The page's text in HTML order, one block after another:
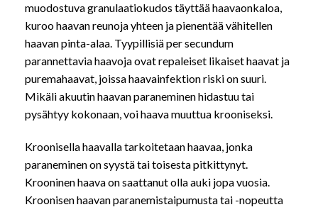
muodostuva granulaatiokudos täyttää haavaonkaloa,
kuroo haavan reunoja yhteen ja pienentää vähitellen
haavan pinta-alaa. Tyypillisiä per secundum
parannettavia haavoja ovat repaleiset likaiset haavat ja
puremahaavat, joissa haavainfektion riski on suuri.
Mikäli akuutin haavan paraneminen hidastuu tai
pysähtyy kokonaan, voi haava muuttua krooniseksi.
Kroonisella haavalla tarkoitetaan haavaa, jonka
paraneminen on syystä tai toisesta pitkittynyt.
Krooninen haava on saattanut olla auki jopa vuosia.
Kroonisen haavan paranemistaipumusta tai -nopeutta